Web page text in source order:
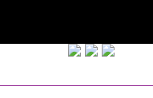
01.03.2017–31.03.2017